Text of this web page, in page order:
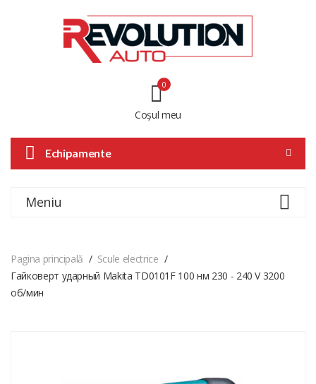
Coșul meu
0
Echipamente
Meniu
Pagina principală
Scule electrice
Гайковерт ударный Makita TD0101F 100 нм 230 - 240 V 3200
об/мин